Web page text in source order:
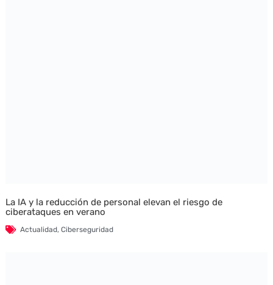
La IA y la reducción de personal elevan el riesgo de
ciberataques en verano
Actualidad, Ciberseguridad